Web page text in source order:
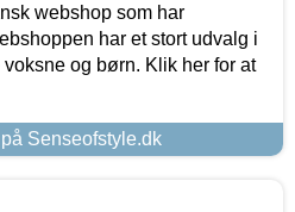
webshop som har
har et stort udvalg i
og børn. Klik her for at
Senseofstyle.dk